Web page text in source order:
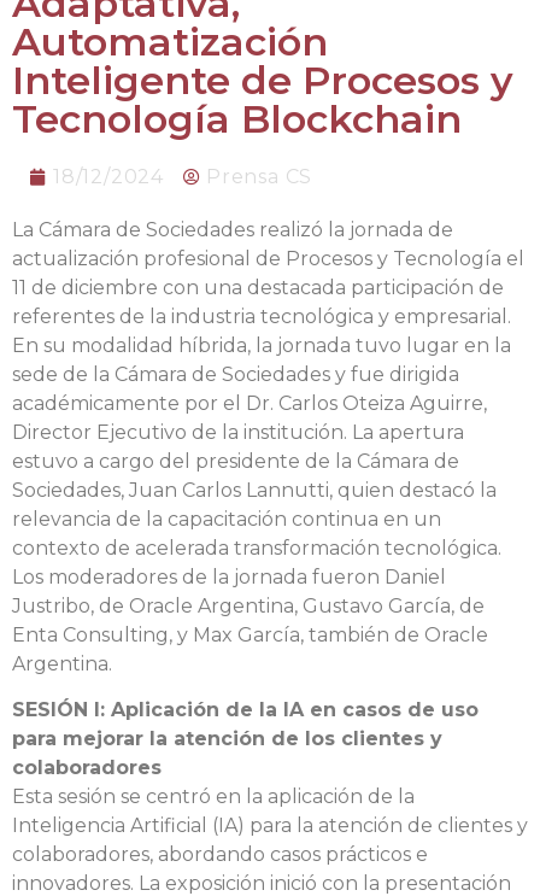
Automatización
Inteligente de Procesos y
Tecnología Blockchain
18/12/2024 Prensa CS
La Cámara de Sociedades realizó la jornada de
actualización profesional de Procesos y Tecnología el
11 de diciembre con una destacada participación de
referentes de la industria tecnológica y empresarial.
En su modalidad híbrida, la jornada tuvo lugar en la
sede de la Cámara de Sociedades y fue dirigida
académicamente por el Dr. Carlos Oteiza Aguirre,
Director Ejecutivo de la institución. La apertura
estuvo a cargo del presidente de la Cámara de
Sociedades, Juan Carlos Lannutti, quien destacó la
relevancia de la capacitación continua en un
contexto de acelerada transformación tecnológica.
Los moderadores de la jornada fueron Daniel
Justribo, de Oracle Argentina, Gustavo García, de
Enta Consulting, y Max García, también de Oracle
Argentina.
SESIÓN I: Aplicación de la IA en casos de uso
para mejorar la atención de los clientes y
colaboradores
Esta sesión se centró en la aplicación de la
Inteligencia Artificial (IA) para la atención de clientes y
colaboradores, abordando casos prácticos e
innovadores. La exposición inició con la presentación